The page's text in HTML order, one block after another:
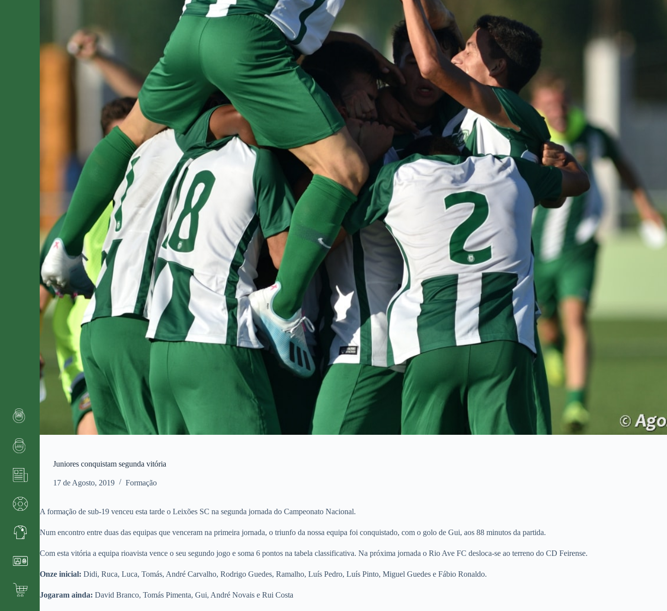
Juniores conquistam segunda vitória
17 de Agosto, 2019 Formação
A formação de sub-19 venceu esta tarde o Leixões SC na segunda jornada do Campeonato Nacional.
Num encontro entre duas das equipas que venceram na primeira jornada, o triunfo da nossa equipa foi conquistado, com o golo de Gui, aos 88 minutos da partida.
Com esta vitória a equipa rioavista vence o seu segundo jogo e soma 6 pontos na tabela classificativa. Na próxima jornada o Rio Ave FC desloca-se ao terreno do CD Feirense.
Onze inicial: Didi, Ruca, Luca, Tomás, André Carvalho, Rodrigo Guedes, Ramalho, Luís Pedro, Luís Pinto, Miguel Guedes e Fábio Ronaldo.
Jogaram ainda: David Branco, Tomás Pimenta, Gui, André Novais e Rui Costa